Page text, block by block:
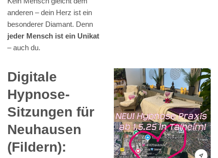
anderen – dein Herz ist ein
besonderer Diamant. Denn
jeder Mensch ist ein Unikat
– auch du.
Digitale
Hypnose-
Sitzungen für
Neuhausen
(Fildern):